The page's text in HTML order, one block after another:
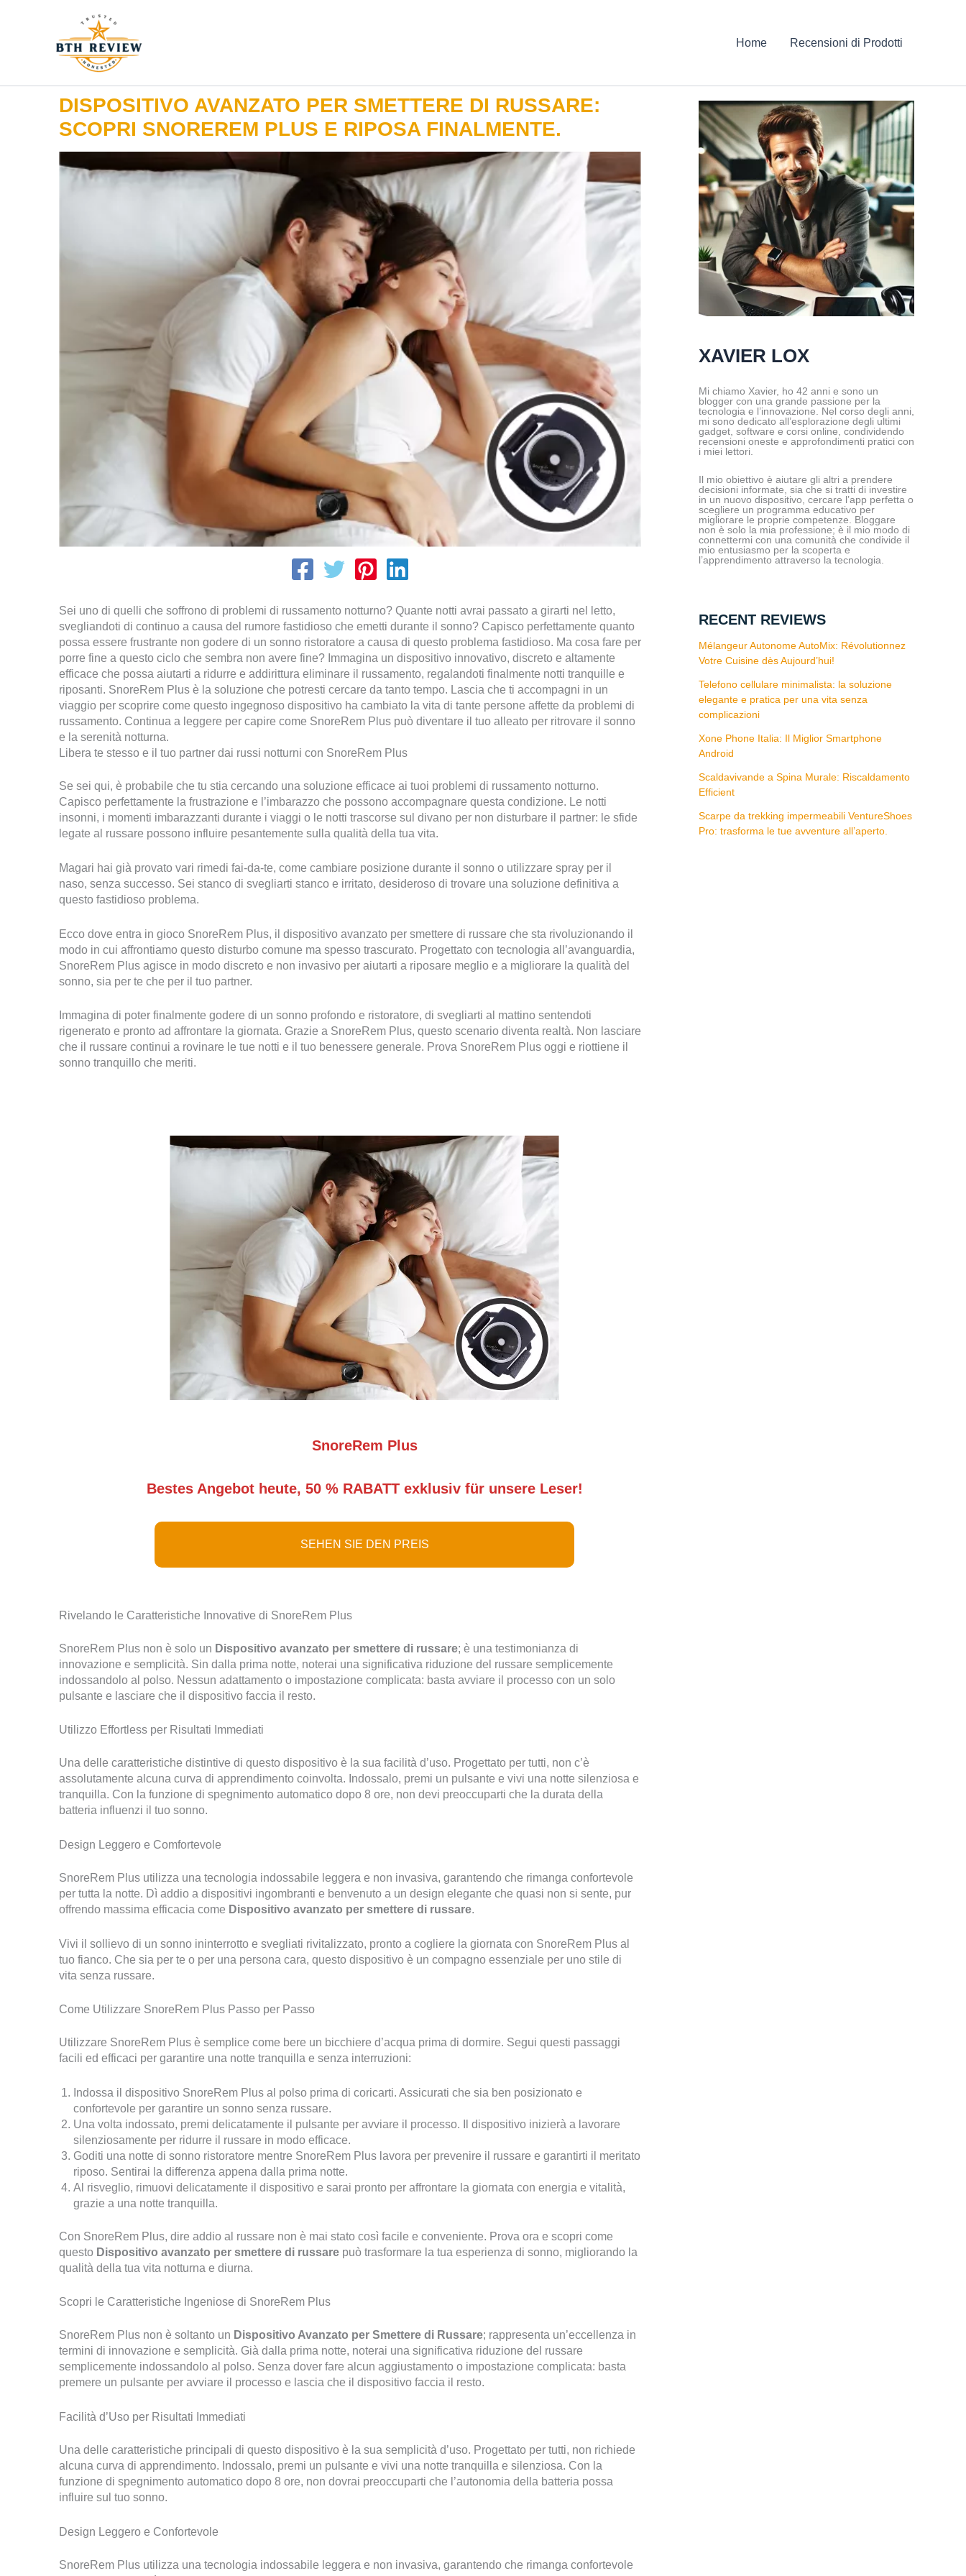
Home Recensioni di Prodotti
DISPOSITIVO AVANZATO PER SMETTERE DI RUSSARE:
SCOPRI SNOREREM PLUS E RIPOSA FINALMENTE.
Sei uno di quelli che soffrono di problemi di russamento notturno? Quante notti avrai passato a girarti nel letto,
svegliandoti di continuo a causa del rumore fastidioso che emetti durante il sonno? Capisco perfettamente quanto
possa essere frustrante non godere di un sonno ristoratore a causa di questo problema fastidioso. Ma cosa fare per
porre fine a questo ciclo che sembra non avere fine? Immagina un dispositivo innovativo, discreto e altamente
efficace che possa aiutarti a ridurre e addirittura eliminare il russamento, regalandoti finalmente notti tranquille e
riposanti. SnoreRem Plus è la soluzione che potresti cercare da tanto tempo. Lascia che ti accompagni in un
viaggio per scoprire come questo ingegnoso dispositivo ha cambiato la vita di tante persone affette da problemi di
russamento. Continua a leggere per capire come SnoreRem Plus può diventare il tuo alleato per ritrovare il sonno
e la serenità notturna.
Libera te stesso e il tuo partner dai russi notturni con SnoreRem Plus
Se sei qui, è probabile che tu stia cercando una soluzione efficace ai tuoi problemi di russamento notturno.
Capisco perfettamente la frustrazione e l’imbarazzo che possono accompagnare questa condizione. Le notti
insonni, i momenti imbarazzanti durante i viaggi o le notti trascorse sul divano per non disturbare il partner: le sfide
legate al russare possono influire pesantemente sulla qualità della tua vita.
Magari hai già provato vari rimedi fai-da-te, come cambiare posizione durante il sonno o utilizzare spray per il
naso, senza successo. Sei stanco di svegliarti stanco e irritato, desideroso di trovare una soluzione definitiva a
questo fastidioso problema.
Ecco dove entra in gioco SnoreRem Plus, il dispositivo avanzato per smettere di russare che sta rivoluzionando il
modo in cui affrontiamo questo disturbo comune ma spesso trascurato. Progettato con tecnologia all’avanguardia,
SnoreRem Plus agisce in modo discreto e non invasivo per aiutarti a riposare meglio e a migliorare la qualità del
sonno, sia per te che per il tuo partner.
Immagina di poter finalmente godere di un sonno profondo e ristoratore, di svegliarti al mattino sentendoti
rigenerato e pronto ad affrontare la giornata. Grazie a SnoreRem Plus, questo scenario diventa realtà. Non lasciare
che il russare continui a rovinare le tue notti e il tuo benessere generale. Prova SnoreRem Plus oggi e riottiene il
sonno tranquillo che meriti.
SnoreRem Plus
Bestes Angebot heute, 50 % RABATT exklusiv für unsere Leser!
SEHEN SIE DEN PREIS
Rivelando le Caratteristiche Innovative di SnoreRem Plus
SnoreRem Plus non è solo un Dispositivo avanzato per smettere di russare; è una testimonianza di
innovazione e semplicità. Sin dalla prima notte, noterai una significativa riduzione del russare semplicemente
indossandolo al polso. Nessun adattamento o impostazione complicata: basta avviare il processo con un solo
pulsante e lasciare che il dispositivo faccia il resto.
Utilizzo Effortless per Risultati Immediati
Una delle caratteristiche distintive di questo dispositivo è la sua facilità d’uso. Progettato per tutti, non c’è
assolutamente alcuna curva di apprendimento coinvolta. Indossalo, premi un pulsante e vivi una notte silenziosa e
tranquilla. Con la funzione di spegnimento automatico dopo 8 ore, non devi preoccuparti che la durata della
batteria influenzi il tuo sonno.
Design Leggero e Comfortevole
SnoreRem Plus utilizza una tecnologia indossabile leggera e non invasiva, garantendo che rimanga confortevole
per tutta la notte. Dì addio a dispositivi ingombranti e benvenuto a un design elegante che quasi non si sente, pur
offrendo massima efficacia come Dispositivo avanzato per smettere di russare.
Vivi il sollievo di un sonno ininterrotto e svegliati rivitalizzato, pronto a cogliere la giornata con SnoreRem Plus al
tuo fianco. Che sia per te o per una persona cara, questo dispositivo è un compagno essenziale per uno stile di
vita senza russare.
Come Utilizzare SnoreRem Plus Passo per Passo
Utilizzare SnoreRem Plus è semplice come bere un bicchiere d’acqua prima di dormire. Segui questi passaggi
facili ed efficaci per garantire una notte tranquilla e senza interruzioni:
Indossa il dispositivo SnoreRem Plus al polso prima di coricarti. Assicurati che sia ben posizionato e
confortevole per garantire un sonno senza russare.
Una volta indossato, premi delicatamente il pulsante per avviare il processo. Il dispositivo inizierà a lavorare
silenziosamente per ridurre il russare in modo efficace.
Goditi una notte di sonno ristoratore mentre SnoreRem Plus lavora per prevenire il russare e garantirti il meritato
riposo. Sentirai la differenza appena dalla prima notte.
Al risveglio, rimuovi delicatamente il dispositivo e sarai pronto per affrontare la giornata con energia e vitalità,
grazie a una notte tranquilla.
Con SnoreRem Plus, dire addio al russare non è mai stato così facile e conveniente. Prova ora e scopri come
questo Dispositivo avanzato per smettere di russare può trasformare la tua esperienza di sonno, migliorando la
qualità della tua vita notturna e diurna.
Scopri le Caratteristiche Ingeniose di SnoreRem Plus
SnoreRem Plus non è soltanto un Dispositivo Avanzato per Smettere di Russare; rappresenta un’eccellenza in
termini di innovazione e semplicità. Già dalla prima notte, noterai una significativa riduzione del russare
semplicemente indossandolo al polso. Senza dover fare alcun aggiustamento o impostazione complicata: basta
premere un pulsante per avviare il processo e lascia che il dispositivo faccia il resto.
Facilità d’Uso per Risultati Immediati
Una delle caratteristiche principali di questo dispositivo è la sua semplicità d’uso. Progettato per tutti, non richiede
alcuna curva di apprendimento. Indossalo, premi un pulsante e vivi una notte tranquilla e silenziosa. Con la
funzione di spegnimento automatico dopo 8 ore, non dovrai preoccuparti che l’autonomia della batteria possa
influire sul tuo sonno.
Design Leggero e Confortevole
SnoreRem Plus utilizza una tecnologia indossabile leggera e non invasiva, garantendo che rimanga confortevole
XAVIER LOX
Mi chiamo Xavier, ho 42 anni e sono un
blogger con una grande passione per la
tecnologia e l’innovazione. Nel corso degli anni,
mi sono dedicato all’esplorazione degli ultimi
gadget, software e corsi online, condividendo
recensioni oneste e approfondimenti pratici con
i miei lettori.
Il mio obiettivo è aiutare gli altri a prendere
decisioni informate, sia che si tratti di investire
in un nuovo dispositivo, cercare l’app perfetta o
scegliere un programma educativo per
migliorare le proprie competenze. Bloggare
non è solo la mia professione; è il mio modo di
connettermi con una comunità che condivide il
mio entusiasmo per la scoperta e
l’apprendimento attraverso la tecnologia.
RECENT REVIEWS
Mélangeur Autonome AutoMix: Révolutionnez
Votre Cuisine dès Aujourd’hui!
Telefono cellulare minimalista: la soluzione
elegante e pratica per una vita senza
complicazioni
Xone Phone Italia: Il Miglior Smartphone
Android
Scaldavivande a Spina Murale: Riscaldamento
Efficient
Scarpe da trekking impermeabili VentureShoes
Pro: trasforma le tue avventure all’aperto.